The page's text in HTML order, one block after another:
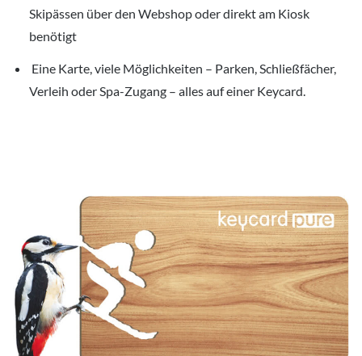
Skipässen über den Webshop oder direkt am Kiosk
benötigt
Eine Karte, viele Möglichkeiten – Parken, Schließfächer,
Verleih oder Spa-Zugang – alles auf einer Keycard.